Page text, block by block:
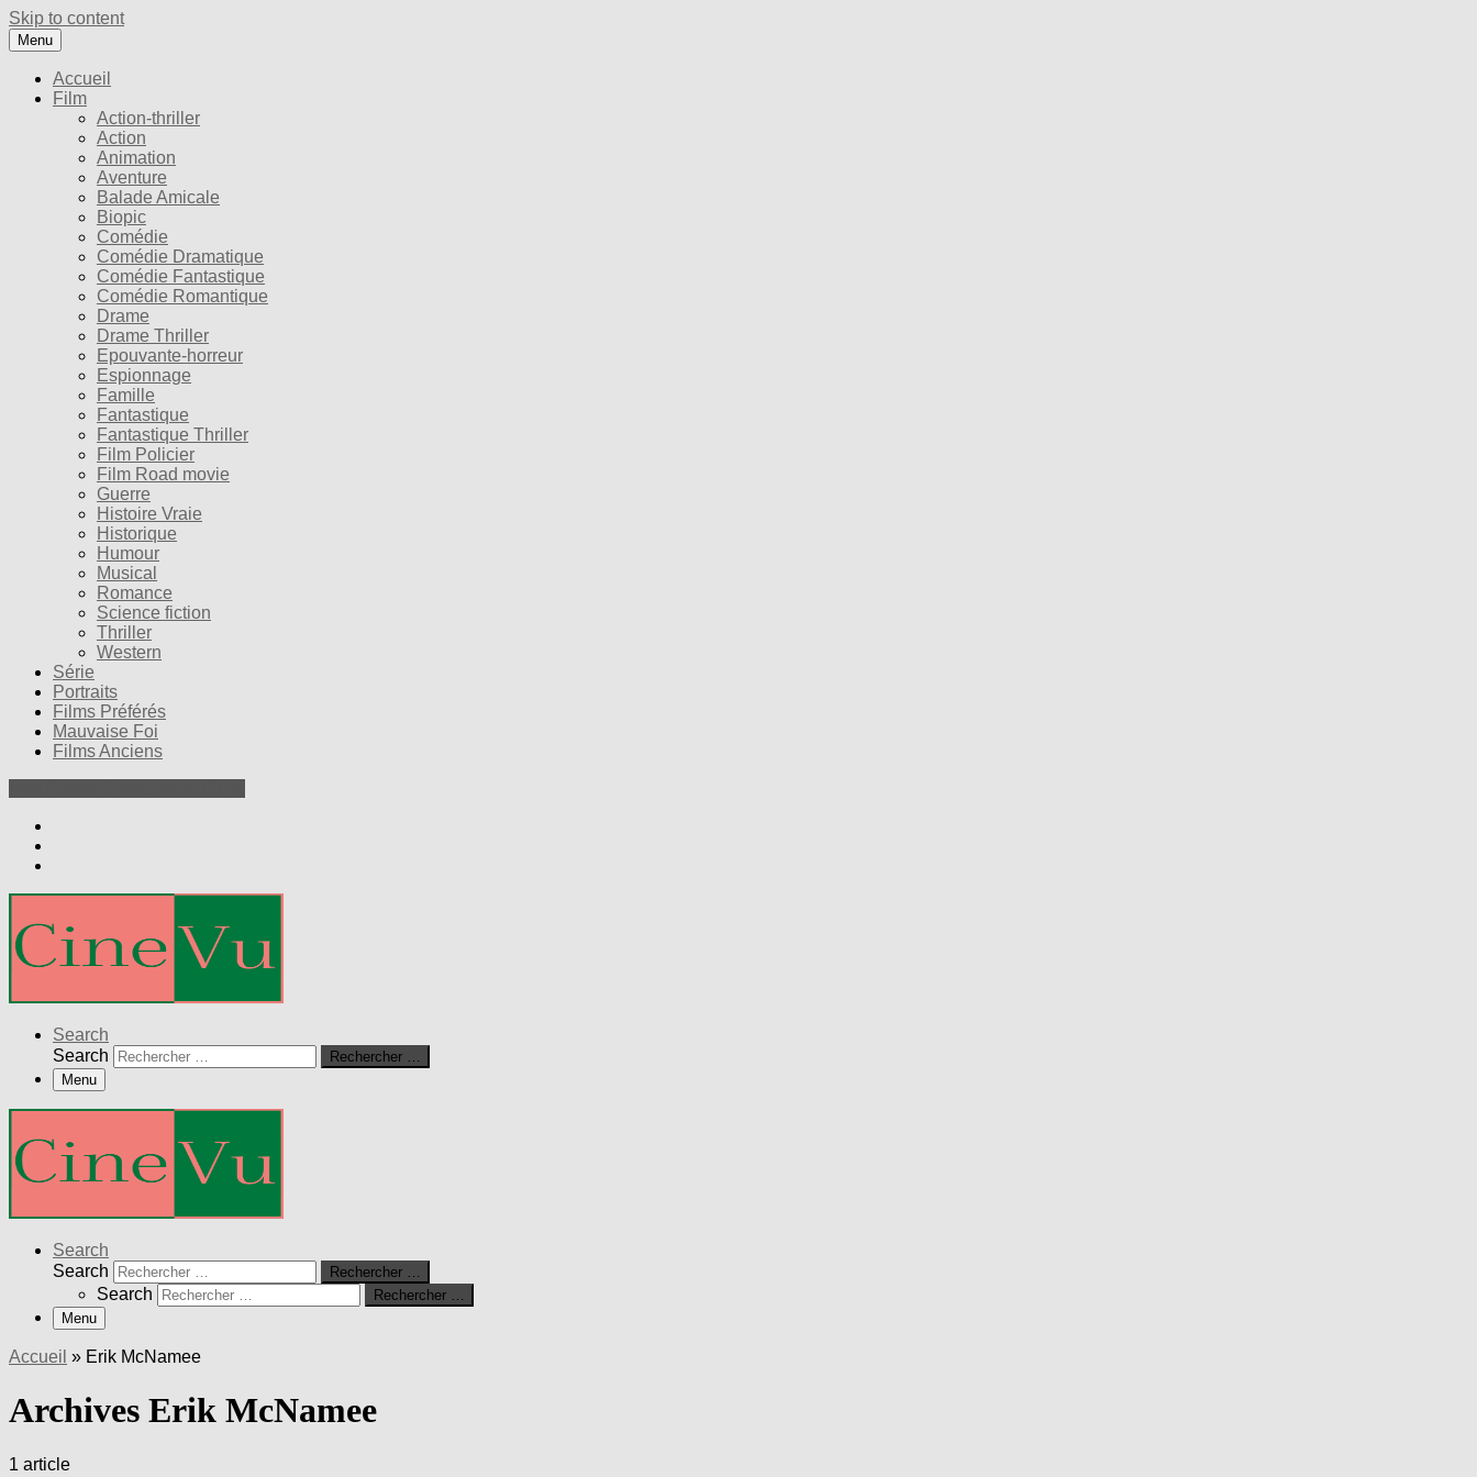
Skip to content
Menu
Accueil
Film
Action-thriller
Action
Animation
Aventure
Balade Amicale
Biopic
Comédie
Comédie Dramatique
Comédie Fantastique
Comédie Romantique
Drame
Drame Thriller
Epouvante-horreur
Espionnage
Famille
Fantastique
Fantastique Thriller
Film Policier
Film Road movie
Guerre
Histoire Vraie
Historique
Humour
Musical
Romance
Science fiction
Thriller
Western
Série
Portraits
Films Préférés
Mauvaise Foi
Films Anciens
Search
Search
Rechercher …
Menu
Search
Search
Rechercher …
Search
Rechercher …
Menu
Accueil » Erik McNamee
Archives Erik McNamee
1 article